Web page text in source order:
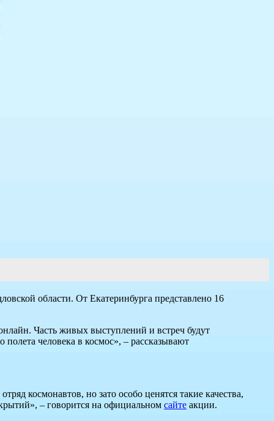
области. От Екатеринбурга представлено 16
Часть живых выступлений и встреч будут
человека в космос», – рассказывают
космонавтов, но зато особо ценятся такие качества,
– говорится на официальном сайте акции.